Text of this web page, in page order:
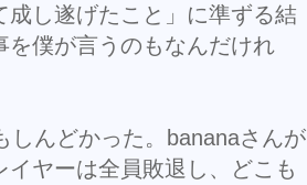
し遂げたこと」に準ずる結
僕が言うのもなんだけれ
しんどかった。bananaさんが
ヤーは全員敗退し、どこも